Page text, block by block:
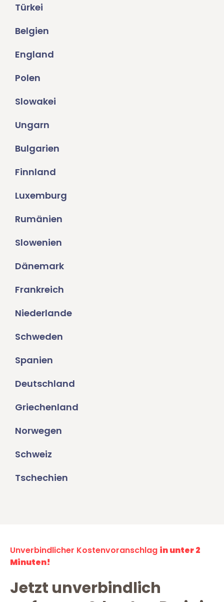
Türkei
Belgien
England
Polen
Slowakei
Ungarn
Bulgarien
Finnland
Luxemburg
Rumänien
Slowenien
Dänemark
Frankreich
Niederlande
Schweden
Spanien
Deutschland
Griechenland
Norwegen
Schweiz
Tschechien
Unverbindlicher Kostenvoranschlag in unter 2
Minuten!
Jetzt unverbindlich